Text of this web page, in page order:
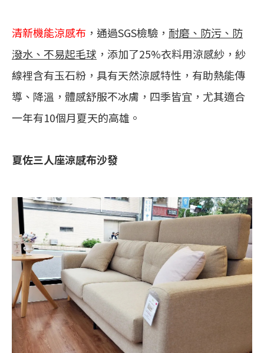
清新機能涼感布 ，通過SGS檢驗， 耐磨、防污、防
潑水、不易起毛球 ，添加了25%衣料用涼感紗，紗
線裡含有玉石粉，具有天然涼感特性，有助熱能傳
導、降溫，體感舒服不冰膚，四季皆宜，尤其適合
一年有10個月夏天的高雄。
夏佐三人座涼感布沙發